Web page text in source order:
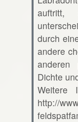
auftritt,
durch
andere
anderen
Dichte
Weitere
http://